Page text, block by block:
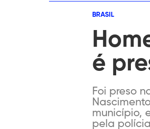
BRASIL
é
Foi preso
município,
pela